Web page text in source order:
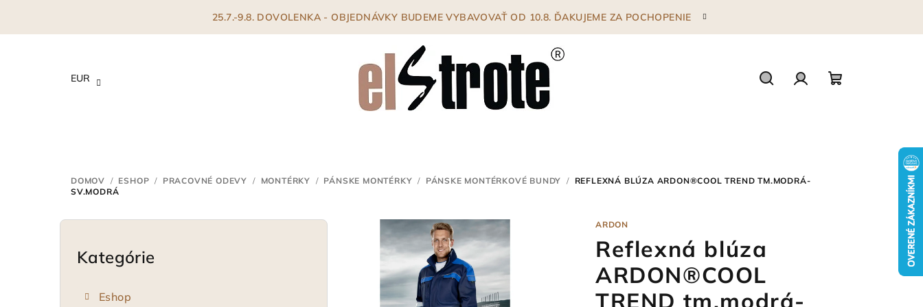
25.7.-9.8. DOVOLENKA - OBJEDNÁVKY BUDEME VYBAVOVAŤ OD 10.8. ĎAKUJEME ZA POCHOPENIE
EUR
DOMOV / ESHOP / PRACOVNÉ ODEVY / MONTÉRKY / PÁNSKE MONTÉRKY / PÁNSKE MONTÉRKOVÉ BUNDY /
REFLEXNÁ BLÚZA ARDON®COOL TREND TM.MODRÁ-
SV.MODRÁ
B
Preskočiť
kategórie
Kategórie
Eshop
ARDON
Reflexná blúza
ARDON®COOL
TREND tm.modrá-